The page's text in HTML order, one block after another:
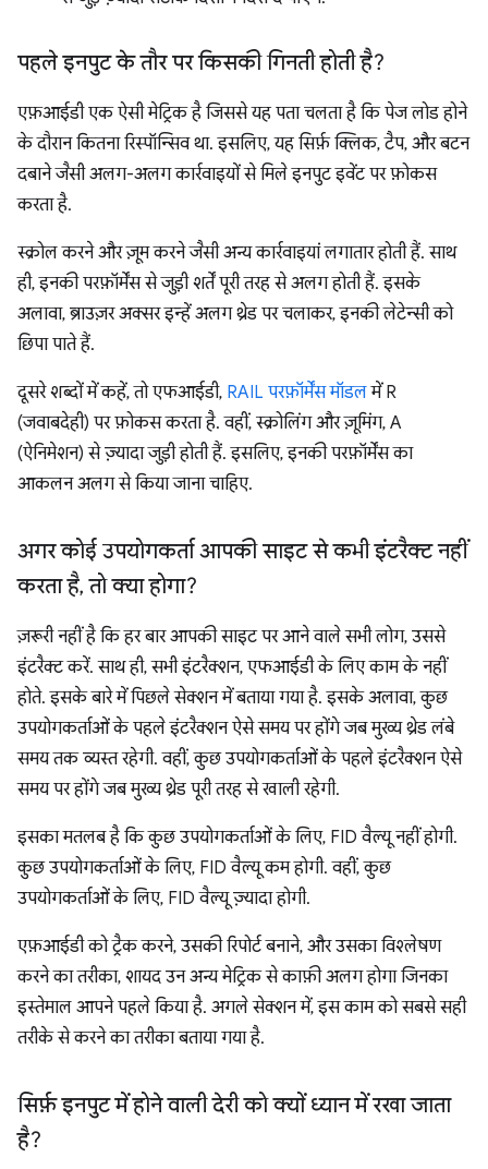
पहले इनपुट के तौर पर किसकी गिनती होती है?
एफ़आईडी एक ऐसी मेट्रिक है जिससे यह पता चलता है कि पेज लोड होने
के दौरान कितना रिस्पॉन्सिव था. इसलिए, यह सिर्फ़ क्लिक, टैप, और बटन
दबाने जैसी अलग-अलग कार्रवाइयों से मिले इनपुट इवेंट पर फ़ोकस
करता है.
स्क्रोल करने और ज़ूम करने जैसी अन्य कार्रवाइयां लगातार होती हैं. साथ
ही, इनकी परफ़ॉर्मेंस से जुड़ी शर्तें पूरी तरह से अलग होती हैं. इसके
अलावा, ब्राउज़र अक्सर इन्हें अलग थ्रेड पर चलाकर, इनकी लेटेन्सी को
छिपा पाते हैं.
दूसरे शब्दों में कहें, तो एफआईडी, RAIL परफ़ॉर्मेंस मॉडलमें R
(जवाबदेही) पर फ़ोकस करता है. वहीं, स्क्रोलिंग और ज़ूमिंग, A
(ऐनिमेशन) से ज़्यादा जुड़ी होती हैं. इसलिए, इनकी परफ़ॉर्मेंस का
आकलन अलग से किया जाना चाहिए.
अगर कोई उपयोगकर्ता आपकी साइट से कभी इंटरैक्ट नहीं
करता है, तो क्या होगा?
ज़रूरी नहीं है कि हर बार आपकी साइट पर आने वाले सभी लोग, उससे
इंटरैक्ट करें. साथ ही, सभी इंटरैक्शन, एफआईडी के लिए काम के नहीं
होते. इसके बारे में पिछले सेक्शन में बताया गया है. इसके अलावा, कुछ
उपयोगकर्ताओं के पहले इंटरैक्शन ऐसे समय पर होंगे जब मुख्य थ्रेड लंबे
समय तक व्यस्त रहेगी. वहीं, कुछ उपयोगकर्ताओं के पहले इंटरैक्शन ऐसे
समय पर होंगे जब मुख्य थ्रेड पूरी तरह से खाली रहेगी.
इसका मतलब है कि कुछ उपयोगकर्ताओं के लिए, FID वैल्यू नहीं होगी.
कुछ उपयोगकर्ताओं के लिए, FID वैल्यू कम होगी. वहीं, कुछ
उपयोगकर्ताओं के लिए, FID वैल्यू ज़्यादा होगी.
एफ़आईडी को ट्रैक करने, उसकी रिपोर्ट बनाने, और उसका विश्लेषण
करने का तरीका, शायद उन अन्य मेट्रिक से काफ़ी अलग होगा जिनका
इस्तेमाल आपने पहले किया है. अगले सेक्शन में, इस काम को सबसे सही
तरीके से करने का तरीका बताया गया है.
सिर्फ़ इनपुट में होने वाली देरी को क्यों ध्यान में रखा जाता
है?